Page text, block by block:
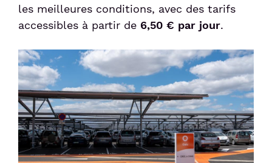
les meilleures conditions, avec des tarifs
accessibles à partir de 6,50 € par jour.